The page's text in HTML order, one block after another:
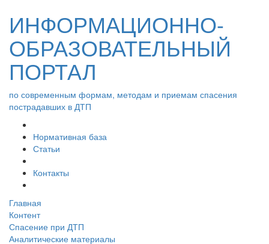
ИНФОРМАЦИОННО-
ОБРАЗОВАТЕЛЬНЫЙ
ПОРТАЛ
по современным формам, методам и приемам спасения
пострадавших в ДТП
Нормативная база
Статьи
Контакты
Главная
Контент
Спасение при ДТП
Аналитические материалы